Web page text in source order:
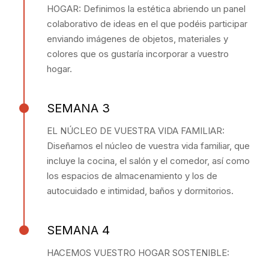
HOGAR: Definimos la estética abriendo un panel
colaborativo de ideas en el que podéis participar
enviando imágenes de objetos, materiales y
colores que os gustaría incorporar a vuestro
hogar.
SEMANA 3
EL NÚCLEO DE VUESTRA VIDA FAMILIAR:
Diseñamos el núcleo de vuestra vida familiar, que
incluye la cocina, el salón y el comedor, así como
los espacios de almacenamiento y los de
autocuidado e intimidad, baños y dormitorios.
SEMANA 4
HACEMOS VUESTRO HOGAR SOSTENIBLE: